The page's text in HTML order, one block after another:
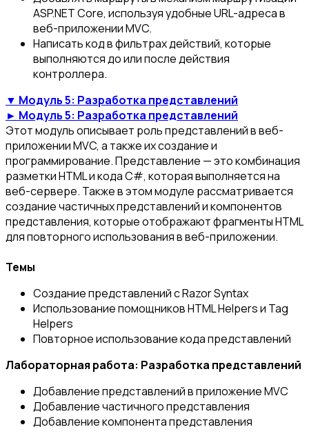
ASP.NET Core, используя удобные URL-адреса в
веб-приложении MVC.
Написать код в фильтрах действий, которые
выполняются до или после действия
контроллера.
▼ Модуль 5: Разработка представлений
► Модуль 5: Разработка представлений
Этот модуль описывает роль представлений в веб-
приложении MVC, а также их создание и
программирование. Представление — это комбинация
разметки HTML и кода C#, которая выполняется на
веб-сервере. Также в этом модуле рассматривается
создание частичных представлений и компонентов
представления, которые отображают фрагменты HTML
для повторного использования в веб-приложении.
Темы
Создание представлений с Razor Syntax
Использование помощников HTML Helpers и Tag
Helpers
Повторное использование кода представлений
Лабораторная работа: Разработка представлений
Добавление представлений в приложение MVC
Добавление частичного представления
Добавление компонента представления